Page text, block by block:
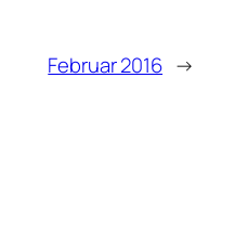
Februar 2016 →